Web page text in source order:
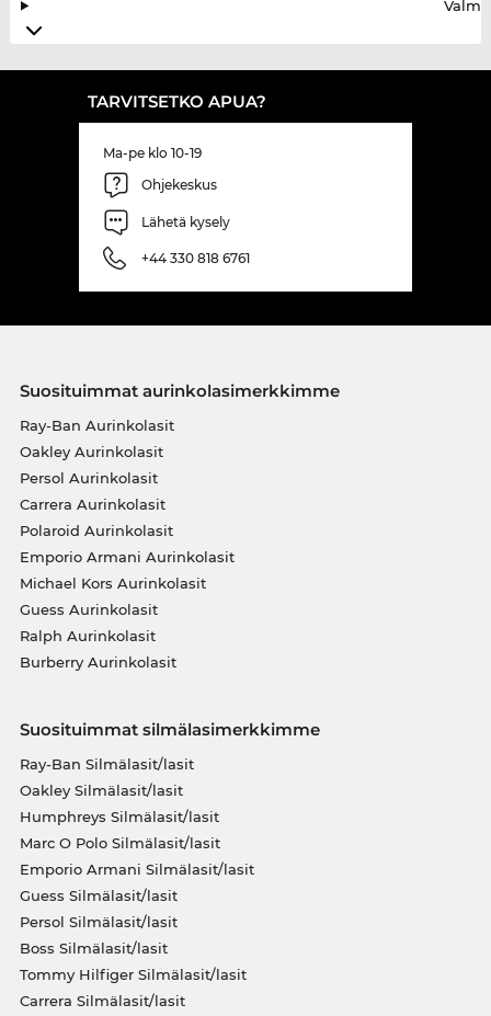
TARVITSETKO APUA?
Ma-pe klo 10-19
Ohjekeskus
Lähetä kysely
+44 330 818 6761
Suosituimmat aurinkolasimerkkimme
Ray-Ban Aurinkolasit
Oakley Aurinkolasit
Persol Aurinkolasit
Carrera Aurinkolasit
Polaroid Aurinkolasit
Emporio Armani Aurinkolasit
Michael Kors Aurinkolasit
Guess Aurinkolasit
Ralph Aurinkolasit
Burberry Aurinkolasit
Suosituimmat silmälasimerkkimme
Ray-Ban Silmälasit/lasit
Oakley Silmälasit/lasit
Humphreys Silmälasit/lasit
Marc O Polo Silmälasit/lasit
Emporio Armani Silmälasit/lasit
Guess Silmälasit/lasit
Persol Silmälasit/lasit
Boss Silmälasit/lasit
Tommy Hilfiger Silmälasit/lasit
Carrera Silmälasit/lasit